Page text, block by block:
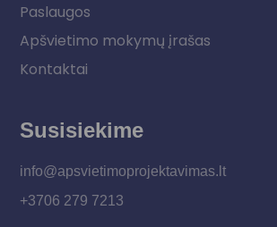
Paslaugos
Apšvietimo mokymų įrašas
Kontaktai
Susisiekime
info@apsvietimoprojektavimas.lt
+3706 279 7213